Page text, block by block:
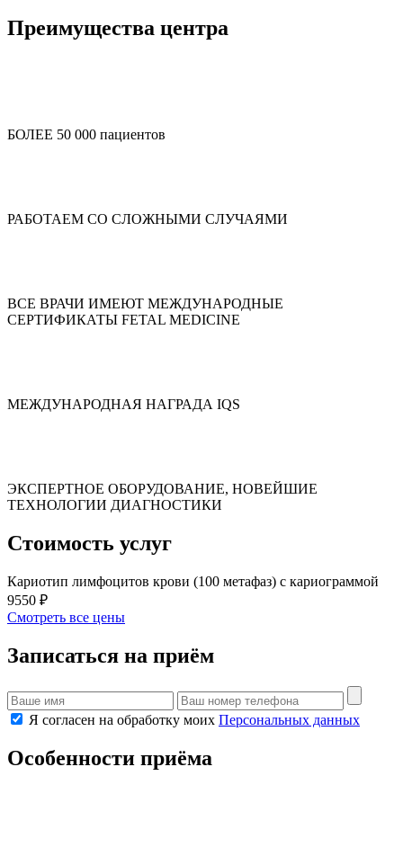
Преимущества центра
БОЛЕЕ 50 000 пациентов
РАБОТАЕМ СО СЛОЖНЫМИ СЛУЧАЯМИ
ВСЕ ВРАЧИ ИМЕЮТ МЕЖДУНАРОДНЫЕ
СЕРТИФИКАТЫ FETAL MEDICINE
МЕЖДУНАРОДНАЯ НАГРАДА IQS
ЭКСПЕРТНОЕ ОБОРУДОВАНИЕ, НОВЕЙШИЕ
ТЕХНОЛОГИИ ДИАГНОСТИКИ
Стоимость услуг
Кариотип лимфоцитов крови (100 метафаз) с кариограммой
9550 ₽
Смотреть все цены
Записаться на приём
Я согласен на обработку моих Персональных данных
Особенности приёма